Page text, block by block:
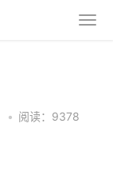
• 阅读：9378